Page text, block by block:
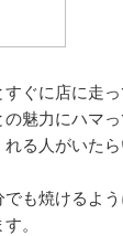
すぐに店に走
魅力にハマっ
れる人がいた
も焼けるよ
。